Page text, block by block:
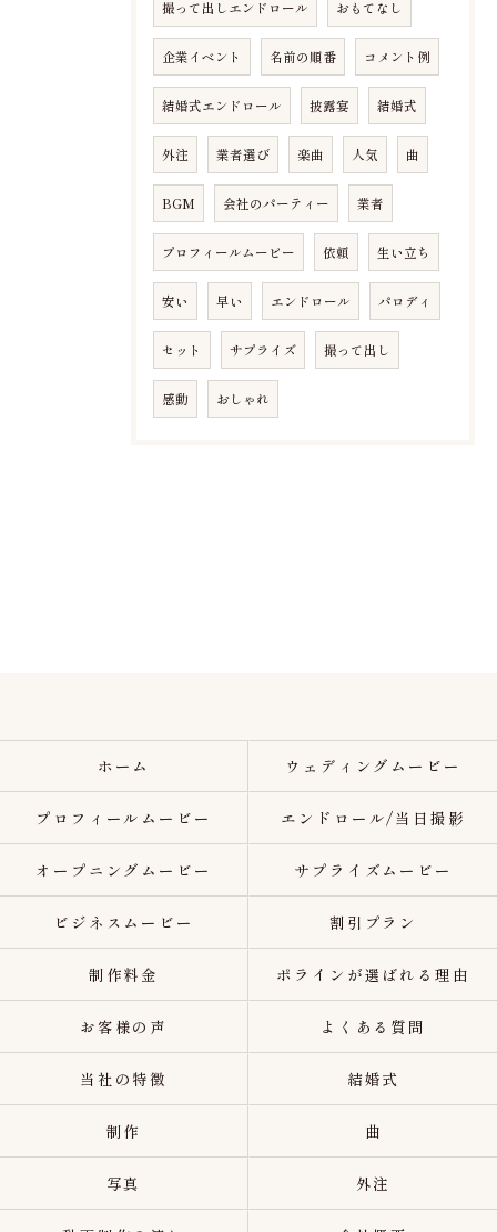
撮って出しエンドロール おもてなし
企業イベント 名前の順番 コメント例
結婚式エンドロール 披露宴 結婚式
外注 業者選び 楽曲 人気 曲
BGM 会社のパーティー 業者
プロフィールムービー 依頼 生い立ち
安い 早い エンドロール パロディ
セット サプライズ 撮って出し
感動 おしゃれ
ホーム ウェディングムービー
プロフィールムービー エンドロール/当日撮影
オープニングムービー サプライズムービー
ビジネスムービー 割引プラン
制作料金 ポラインが選ばれる理由
お客様の声 よくある質問
当社の特徴 結婚式
制作 曲
写真 外注